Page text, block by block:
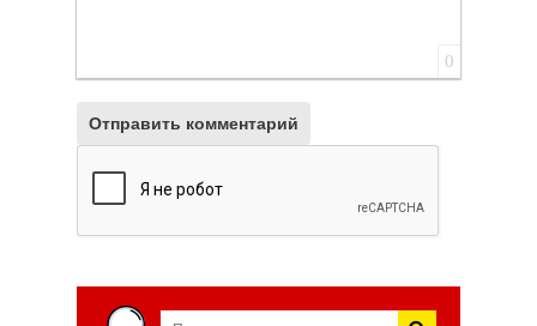
0
Отправить комментарий